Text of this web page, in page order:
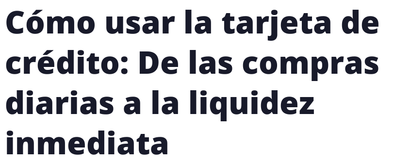
Cómo usar la tarjeta de
crédito: De las compras
diarias a la liquidez
inmediata